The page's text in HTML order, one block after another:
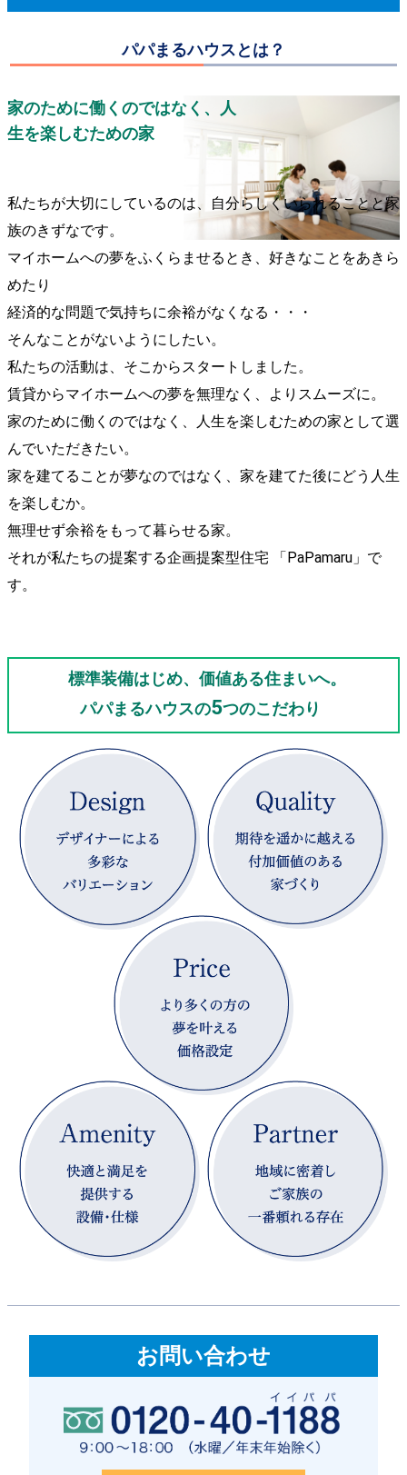
パパまるハウスとは？
家のために働くのではなく、人
生を楽しむための家
私たちが大切にしているのは、自分らしくいられることと家
族のきずなです。
マイホームへの夢をふくらませるとき、好きなことをあきら
めたり
経済的な問題で気持ちに余裕がなくなる・・・
そんなことがないようにしたい。
私たちの活動は、そこからスタートしました。
賃貸からマイホームへの夢を無理なく、よりスムーズに。
家のために働くのではなく、人生を楽しむための家として選
んでいただきたい。
家を建てることが夢なのではなく、家を建てた後にどう人生
を楽しむか。
無理せず余裕をもって暮らせる家。
それが私たちの提案する企画提案型住宅 「PaPamaru」で
す。
標準装備はじめ、価値ある住まいへ。
パパまるハウスの5つのこだわり
お問い合わせ
0120-40-1188